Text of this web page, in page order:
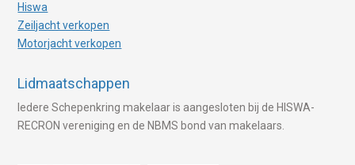
Hiswa
Zeiljacht verkopen
Motorjacht verkopen
Lidmaatschappen
Iedere Schepenkring makelaar is aangesloten bij de HISWA-
RECRON vereniging en de NBMS bond van makelaars.